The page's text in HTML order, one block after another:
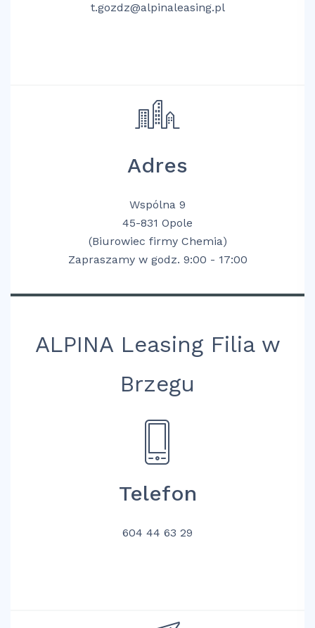
t.gozdz@alpinaleasing.pl
Adres
Wspólna 9
45-831 Opole
(Biurowiec firmy Chemia)
Zapraszamy w godz. 9:00 - 17:00
ALPINA Leasing Filia w
Brzegu
Telefon
604 44 63 29